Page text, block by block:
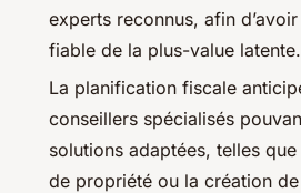
experts reconnus, afin
fiable de la plus-value latente.
La planification fiscale
conseillers spécialisés
solutions adaptées, telles
de propriété ou la création